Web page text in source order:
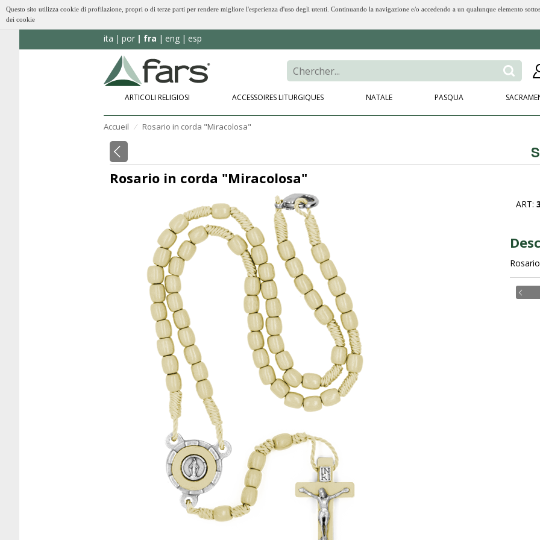
Questo sito utilizza cookie di profilazione, propri o di terze parti per rendere migliore l'esperienza d'uso degli utenti. Continuando la navigazione e/o accedendo a un qualunque elemento
dei cookie
ita por fra eng esp
ARTICOLI RELIGIOSI ACCESSOIRES LITURGIQUES NATALE PASQUA
Accueil ⁄ Rosario in corda "Miracolosa"
Rosario in corda "Miracolosa"
ART: